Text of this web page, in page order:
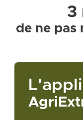
3
de ne pas